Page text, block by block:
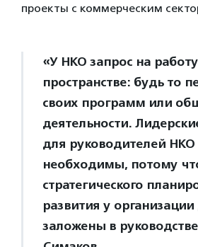
проекты с коммерческим
«У НКО запрос на
пространстве: будь то
своих программ или
деятельности.
для руководителей НКО
необходимы, потому
стратегического
развития у
заложены в